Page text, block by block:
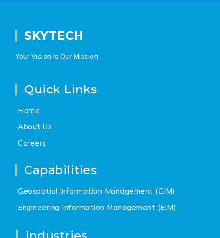
SKYTECH
Your Vision Is Our Mission
Quick Links
Home
About Us
Careers
Capabilities
Geospatial Information Management (GIM)
Engineering Information Management (EIM)